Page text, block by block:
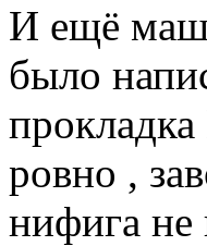
И ещё
было
прокладка
ровно ,
нифига не